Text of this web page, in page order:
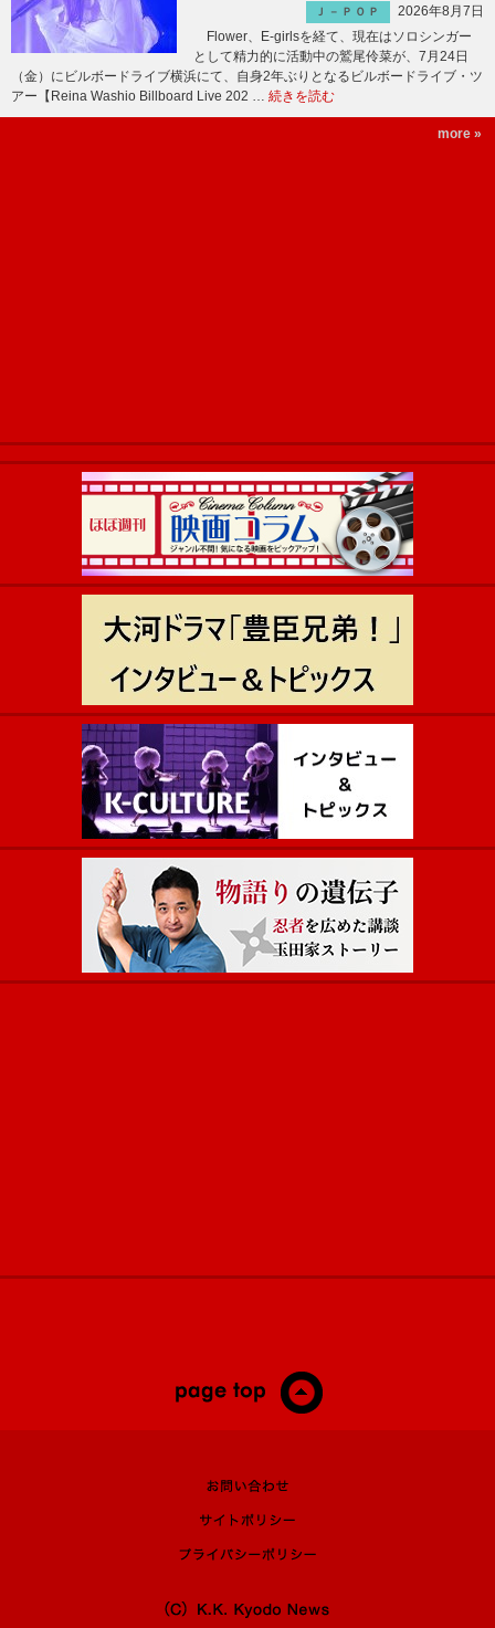
Ｊ－ＰＯＰ
2026年8月7日
Flower、E-girlsを経て、現在はソロシンガー
として精力的に活動中の鷲尾伶菜が、7月24日
（金）にビルボードライブ横浜にて、自身2年ぶりとなるビルボードライブ・ツ
アー【Reina Washio Billboard Live 202 … 続きを読む
more »